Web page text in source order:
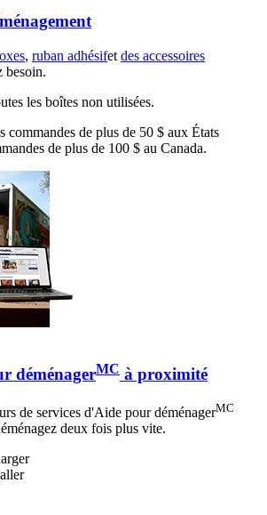
, ruban adhésifet des accessoires
besoin.
les boîtes non utilisées.
commandes de plus de 50 $ aux États
de plus de 100 $ au Canada.
déménagerMC à proximité
de services d'Aide pour déménagerMC
deux fois plus vite.